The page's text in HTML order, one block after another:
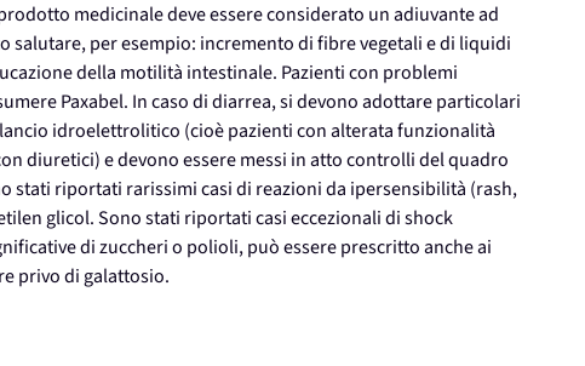
medicinale deve essere considerato un adiuvante ad
salutare, per esempio: incremento di fibre vegetali e di liquidi
della motilità intestinale. Pazienti con problemi
Paxabel. In caso di diarrea, si devono adottare particolari
idroelettrolitico (cioè pazienti con alterata funzionalità
diuretici) e devono essere messi in atto controlli del quadro
stati riportati rarissimi casi di reazioni da ipersensibilità (rash,
glicol. Sono stati riportati casi eccezionali di shock
di zuccheri o polioli, può essere prescritto anche ai
privo di galattosio.